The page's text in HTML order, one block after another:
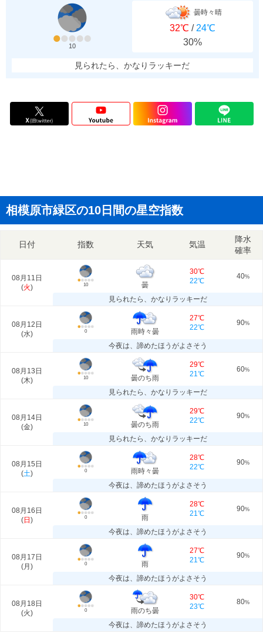
10
曇時々晴
32℃ / 24℃
30%
見られたら、かなりラッキーだ
相模原市緑区の10日間の星空指数
日付 指数 天気 気温
降水
確率
08月11日
(火) 10 曇
30℃
22℃
40%
見られたら、かなりラッキーだ
08月12日
(水) 0 雨時々曇
27℃
22℃
90%
今夜は、諦めたほうがよさそう
08月13日
(木) 10 曇のち雨
29℃
21℃
60%
見られたら、かなりラッキーだ
08月14日
(金) 10 曇のち雨
29℃
22℃
90%
見られたら、かなりラッキーだ
08月15日
(土) 0 雨時々曇
28℃
22℃
90%
今夜は、諦めたほうがよさそう
08月16日
(日 ) 0 雨
28℃
21℃
90%
今夜は、諦めたほうがよさそう
08月17日
(月 ) 0 雨
27℃
21℃
90%
今夜は、諦めたほうがよさそう
08月18日
(火) 0 雨のち曇
30℃
23℃
80%
今夜は、諦めたほうがよさそう